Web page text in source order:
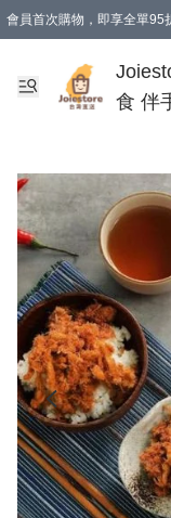
會員首次購物，即享全單95
購物滿 HKD 350.00即享免
食 伴